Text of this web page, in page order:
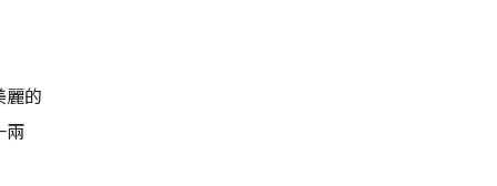
的
兩